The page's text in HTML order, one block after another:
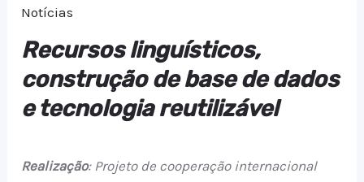
Notícias
Recursos linguísticos,
construção de base de dados
e tecnologia reutilizável
Realização: Projeto de cooperação internacional